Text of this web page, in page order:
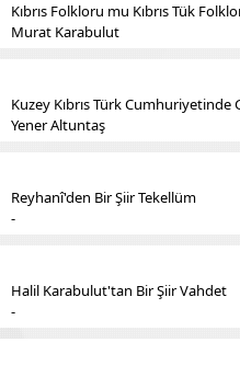
Kıbrıs Folkloru mu Kıbrıs Tük
Murat Karabulut
Kuzey Kıbrıs Türk Cumhuriyetinde
Yener Altuntaş
Reyhanî'den Bir Şiir Tekellüm
-
Halil Karabulut'tan Bir Şiir Vahdet
-